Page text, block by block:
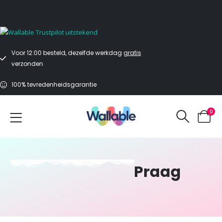
Voor 12:00 besteld, dezelfde werkdag gratis
verzonden
100% tevredenheidsgarantie
0
Praag